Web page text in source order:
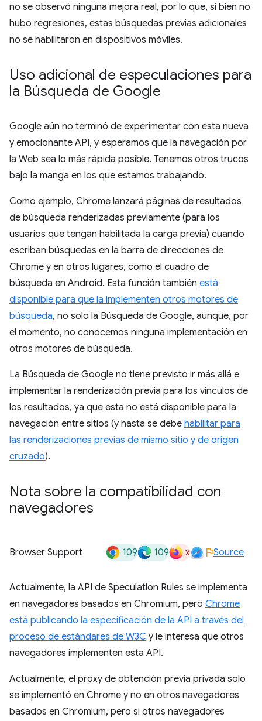
no se observó ninguna mejora real, por lo que, si bien no
hubo regresiones, estas búsquedas previas adicionales
no se habilitaron en dispositivos móviles.
Uso adicional de especulaciones para
la Búsqueda de Google
Google aún no terminó de experimentar con esta nueva
y emocionante API, y esperamos que la navegación por
la Web sea lo más rápida posible. Tenemos otros trucos
bajo la manga en los que estamos trabajando.
Como ejemplo, Chrome lanzará páginas de resultados
de búsqueda renderizadas previamente (para los
usuarios que tengan habilitada la carga previa) cuando
escriban búsquedas en la barra de direcciones de
Chrome y en otros lugares, como el cuadro de
búsqueda en Android. Esta función también está
disponible para que la implementen otros motores de
búsqueda, no solo la Búsqueda de Google, aunque, por
el momento, no conocemos ninguna implementación en
otros motores de búsqueda.
La Búsqueda de Google no tiene previsto ir más allá e
implementar la renderización previa para los vínculos de
los resultados, ya que esta no está disponible para la
navegación entre sitios (y hasta se debe habilitar para
las renderizaciones previas de mismo sitio y de origen
cruzado).
Nota sobre la compatibilidad con
navegadores
Browser Support 109 109 x Source
Actualmente, la API de Speculation Rules se implementa
en navegadores basados en Chromium, pero Chrome
está publicando la especificación de la API a través del
proceso de estándares de W3C y le interesa que otros
navegadores implementen esta API.
Actualmente, el proxy de obtención previa privada solo
se implementó en Chrome y no en otros navegadores
basados en Chromium, pero si otros navegadores